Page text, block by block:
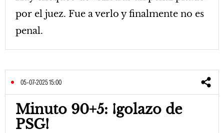
por el juez. Fue a verlo y finalmente no es
penal.
05-07-2025 15:00
Minuto 90+5: ¡golazo de
PSG!